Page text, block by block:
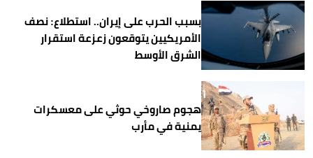
بسبب الحرب على إيران.. استطلاع: نصف
الأمريكيين يتوقعون زعزعة استقرار
الشرق الأوسط
هجوم صاروخي حوثي على معسكرات
يمنية في مأرب